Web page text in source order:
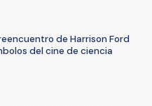
de Harrison Ford
del cine de ciencia